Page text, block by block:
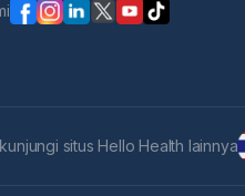
situs Hello Health lainnya